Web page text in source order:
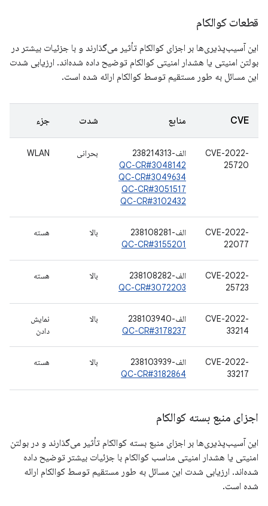
قطعات کوالکام
این آسیب‌پذیری‌ها بر اجزای کوالکام تأثیر می‌گذارند و با جزئیات بیشتر در
بولتن امنیتی یا هشدار امنیتی کوالکام توضیح داده شده‌اند. ارزیابی شدت
این مسائل به طور مستقیم توسط کوالکام ارائه شده است.
CVE منابع شدت جزء
CVE-2022-
25720
الف-238214313
QC-CR#3048142
QC-CR#3049634
QC-CR#3051517
QC-CR#3102432
بحرانی WLAN
CVE-2022-
22077
الف-238108281
QC-CR#3155201
بالا هسته
CVE-2022-
25723
الف-238108282
QC-CR#3072203
بالا هسته
CVE-2022-
33214
الف-238103940
QC-CR#3178237
بالا
نمایش
دادن
CVE-2022-
33217
الف-238103939
QC-CR#3182864
بالا هسته
اجزای منبع بسته کوالکام
این آسیب‌پذیری‌ها بر اجزای منبع بسته کوالکام تأثیر می‌گذارند و در بولتن
امنیتی یا هشدار امنیتی مناسب کوالکام با جزئیات بیشتر توضیح داده
شده‌اند. ارزیابی شدت این مسائل به طور مستقیم توسط کوالکام ارائه
شده است.